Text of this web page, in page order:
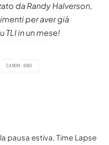
da Randy Halverson,
per aver già
TLI in un mese!
CANON 60D
pausa estiva, Time Lapse